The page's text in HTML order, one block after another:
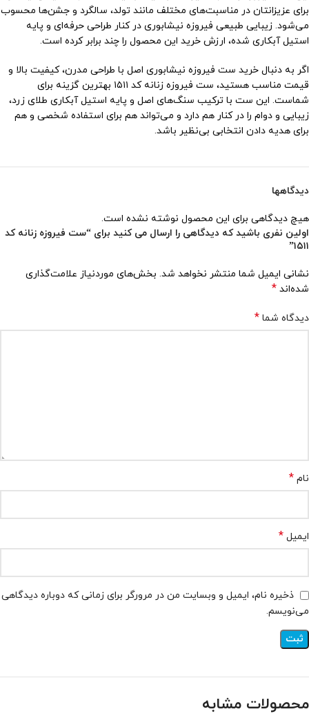
برای عزیزانتان در مناسبت‌های مختلف مانند تولد، سالگرد و جشن‌ها محسوب
می‌شود. زیبایی طبیعی فیروزه نیشابوری در کنار طراحی حرفه‌ای و پایه
استیل آبکاری شده، ارزش خرید این محصول را چند برابر کرده است.
اگر به دنبال خرید ست فیروزه نیشابوری اصل با طراحی مدرن، کیفیت بالا و
قیمت مناسب هستید، ست فیروزه زنانه کد ۱۵۱۱ بهترین گزینه برای
شماست. این ست با ترکیب سنگ‌های اصل و پایه استیل آبکاری طلای زرد،
زیبایی و دوام را در کنار هم دارد و می‌تواند هم برای استفاده شخصی و هم
برای هدیه دادن انتخابی بی‌نظیر باشد.
دیدگاهها
هیچ دیدگاهی برای این محصول نوشته نشده است.
اولین نفری باشید که دیدگاهی را ارسال می کنید برای “ست فیروزه زنانه کد
۱۵۱۱”
نشانی ایمیل شما منتشر نخواهد شد. بخش‌های موردنیاز علامت‌گذاری
شده‌اند *
دیدگاه شما *
نام *
ایمیل *
ذخیره نام، ایمیل و وبسایت من در مرورگر برای زمانی که دوباره دیدگاهی
می‌نویسم.
محصولات مشابه